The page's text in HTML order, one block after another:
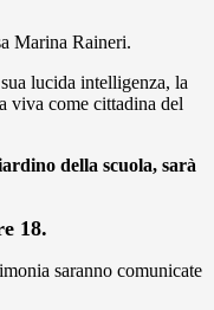
Marina Raineri.
lucida intelligenza, la
viva come cittadina del
della scuola, sarà
18.
saranno comunicate